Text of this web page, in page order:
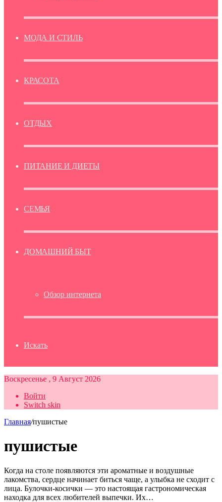
МОДА И СТИЛЬ
КРАСОТА
ОТДЫХ
ПИТАНИЕ И ДИЕТЫ
СЕМЬЯ
ДОМАШНИЙ БЫТ
Обзор интернета
Искать
Воскресенье , 9 Август 2026
Войти
Switch skin
Главная/пушистые
пушистые
Когда на столе появляются эти ароматные и воздушные
лакомства, сердце начинает биться чаще, а улыбка не сходит с
лица. Булочки-косички — это настоящая гастрономическая
находка для всех любителей выпечки. Их…